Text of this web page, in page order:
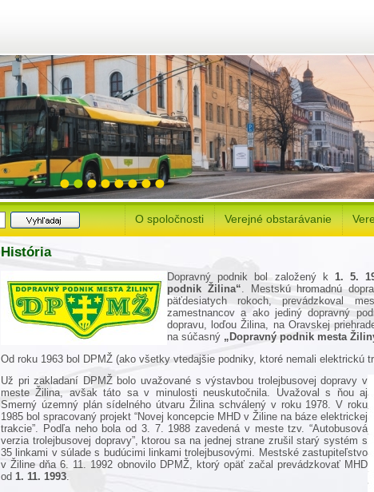
O spoločnosti Verejné obstarávanie
História
Dopravný podnik bol založený k 1. 5.
podnik Žilina“ . Mestskú hromadnú
päťdesiatych rokoch, prevádzkoval
zamestnancov a ako jediný dopravný
dopravu, loďou Žilina, na Oravskej
na súčasný „Dopravný podnik mesta
Od roku 1963 bol DPMŽ (ako všetky vtedajšie podniky, ktoré nemali elektrickú
Už pri zakladaní DPMŽ bolo uvažované s výstavbou trolejbusovej dopravy v
meste Žilina, avšak táto sa v minulosti neuskutočnila. Uvažoval s ňou aj
Smerný územný plán sídelného útvaru Žilina schválený v roku 1978. V roku
1985 bol spracovaný projekt “Novej koncepcie MHD v Žiline na báze elektrickej
trakcie”. Podľa neho bola od 3. 7. 1988 zavedená v meste tzv. “Autobusová
verzia trolejbusovej dopravy”, ktorou sa na jednej strane zrušil starý systém s
35 linkami v súlade s budúcimi linkami trolejbusovými. Mestské zastupiteľstvo
v Žiline dňa 6. 11. 1992 obnovilo DPMŽ, ktorý opäť začal prevádzkovať MHD
od 1. 11. 1993.